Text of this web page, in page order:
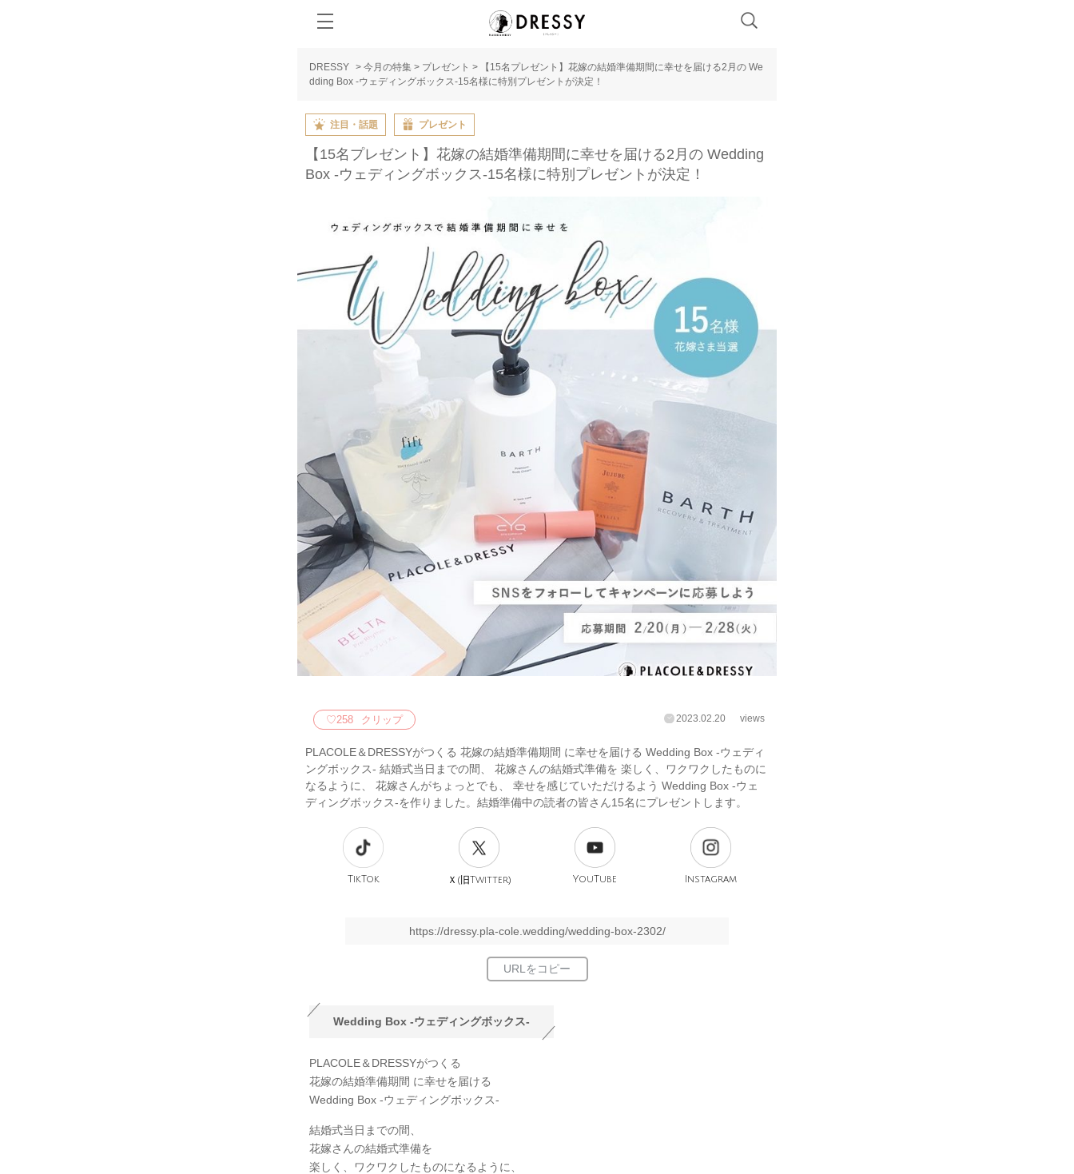
DRESSY > 今月の特集 > プレゼント >
【15名プレゼント】花嫁の結婚準備期間に幸せを届ける2月の We
dding Box -ウェディングボックス-15名様に特別プレゼントが決定！
注目・話題 プレゼント
【15名プレゼント】花嫁の結婚準備期間に幸せを届ける2月の Wedding
Box -ウェディングボックス-15名様に特別プレゼントが決定！
♡258 クリップ 2023.02.20 views
PLACOLE＆DRESSYがつくる 花嫁の結婚準備期間 に幸せを届ける Wedding Box -ウェディ
ングボックス- 結婚式当日までの間、 花嫁さんの結婚式準備を 楽しく、ワクワクしたものに
なるように、 花嫁さんがちょっとでも、 幸せを感じていただけるよう Wedding Box -ウェ
ディングボックス-を作りました。結婚準備中の読者の皆さん15名にプレゼントします。
TikTok Ｘ(旧Twitter) YouTube Instagram
https://dressy.pla-cole.wedding/wedding-box-2302/
Wedding Box -ウェディングボックス-
PLACOLE＆DRESSYがつくる
花嫁の結婚準備期間 に幸せを届ける
Wedding Box -ウェディングボックス-
結婚式当日までの間、
花嫁さんの結婚式準備を
楽しく、ワクワクしたものになるように、